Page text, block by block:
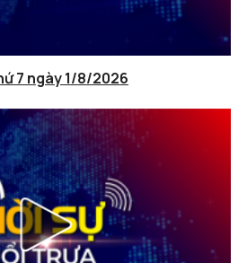
7 ngày 1/8/2026